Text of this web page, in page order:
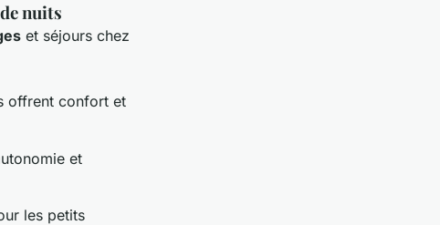
nuits
et séjours chez
offrent confort et
et
les petits